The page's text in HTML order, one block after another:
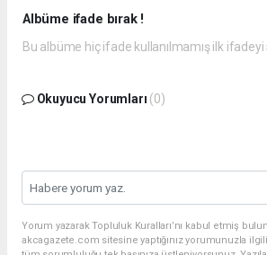
Albüme ifade bırak !
Bu albüme hiç ifade kullanılmamış ilk ifadeyi
Okuyucu Yorumları (0)
Yorum yazarak Topluluk Kuralları’nı kabul etmiş
akcagazete.com sitesine yaptığınız yorumunuzla